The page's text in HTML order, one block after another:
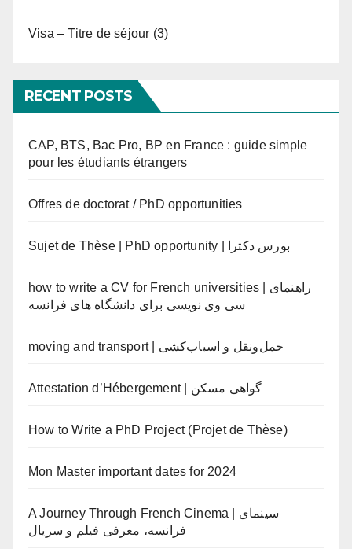
Visa – Titre de séjour (3)
RECENT POSTS
CAP, BTS, Bac Pro, BP en France : guide simple
pour les étudiants étrangers
Offres de doctorat / PhD opportunities
Sujet de Thèse | PhD opportunity | بورس دکترا
how to write a CV for French universities | راهنمای
سی وی نویسی برای دانشگاه های فرانسه
moving and transport | حمل‌ونقل و اسباب‌کشی
Attestation d’Hébergement | گواهی مسکن
How to Write a PhD Project (Projet de Thèse)
Mon Master important dates for 2024
A Journey Through French Cinema | سینمای
فرانسه، معرفی فیلم و سریال